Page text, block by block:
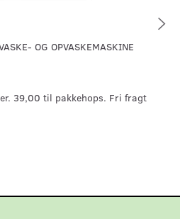
OG OPVASKEMASKINE
39,00 til pakkehops. Fri fragt